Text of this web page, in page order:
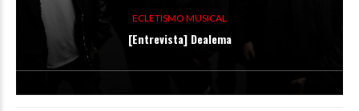
ECLETISMO MUSICAL
[Entrevista] Dealema